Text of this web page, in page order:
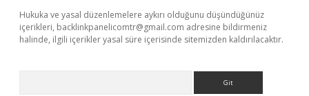
Hukuka ve yasal düzenlemelere aykırı olduğunu düşündüğünüz
içerikleri, backlinkpanelicomtr@gmail.com adresine bildirmeniz
halinde, ilgili içerikler yasal süre içerisinde sitemizden kaldırılacaktır.